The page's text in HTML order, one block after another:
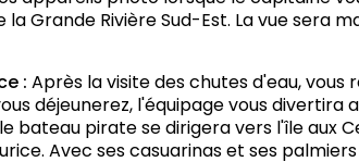
Grande Rivière Sud-Est. La vue sera
: Après la visite des chutes d'eau,
déjeunerez, l'équipage vous divertira
bateau pirate se dirigera vers l'île aux
Avec ses casuarinas et ses